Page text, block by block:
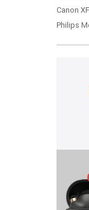
Canon
Philips